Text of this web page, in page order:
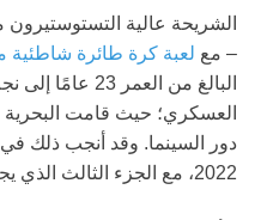
الشريحة عالية
– مع لعبة كرة طائرة شاطئية
البالغ من العمر
العسكري؛ حيث قامت البحرية
دور السينما. وقد أنجب ذلك في
2022، مع الجزء الثالث الذي يجري العمل عليه الآن.